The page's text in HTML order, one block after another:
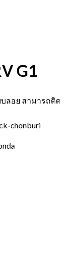
G1
ลอย สามารถติด
chonburi